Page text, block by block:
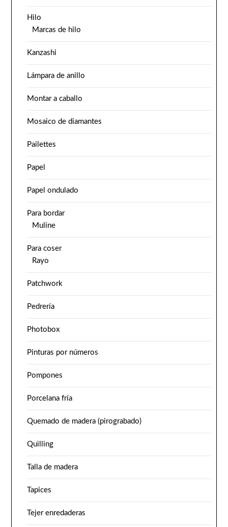
Hilo
Marcas de hilo
Kanzashi
Lámpara de anillo
Montar a caballo
Mosaico de diamantes
Pailettes
Papel
Papel ondulado
Para bordar
Muline
Para coser
Rayo
Patchwork
Pedrería
Photobox
Pinturas por números
Pompones
Porcelana fría
Quemado de madera (pirograbado)
Quilling
Talla de madera
Tapices
Tejer enredaderas